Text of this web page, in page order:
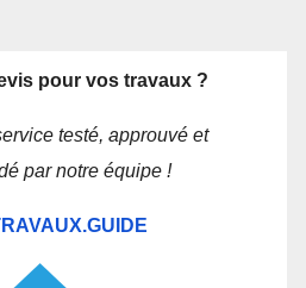
pour vos travaux ?
testé, approuvé et
par notre équipe !